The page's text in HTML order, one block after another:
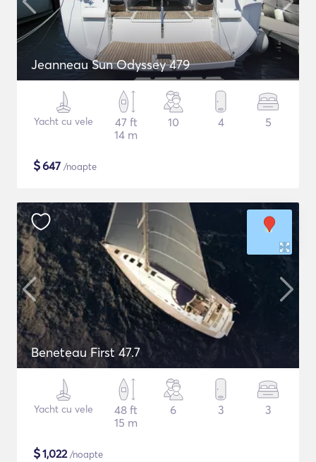
Jeanneau Sun Odyssey 479
Yacht cu vele
47 ft
14 m
10 4 5
$647 /noapte
Beneteau First 47.7
Yacht cu vele
48 ft
15 m
6 3 3
$1,022/noapte